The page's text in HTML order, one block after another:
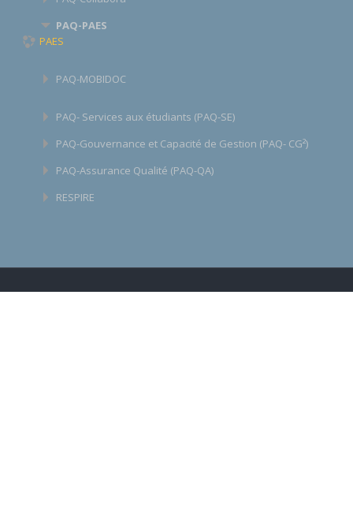
PAQ-PAES
PAES
PAQ-MOBIDOC
PAQ- Services aux étudiants (PAQ-SE)
PAQ-Gouvernance et Capacité de Gestion (PAQ- CG²)
PAQ-Assurance Qualité (PAQ-QA)
RESPIRE